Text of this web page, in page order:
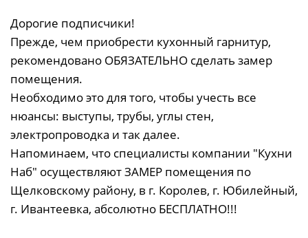
Дорогие подписчики!
Прежде, чем приобрести кухонный гарнитур,
рекомендовано ОБЯЗАТЕЛЬНО сделать замер
помещения.
Необходимо это для того, чтобы учесть все
нюансы: выступы, трубы, углы стен,
электропроводка и так далее.
Напоминаем, что специалисты компании "Кухни
Наб" осуществляют ЗАМЕР помещения по
Щелковскому району, в г. Королев, г. Юбилейный,
г. Ивантеевка, абсолютно БЕСПЛАТНО!!!